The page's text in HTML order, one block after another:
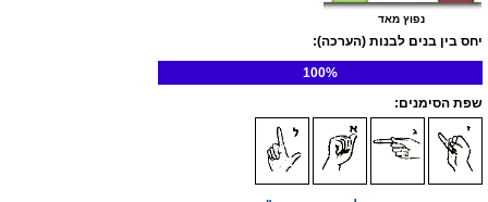
נפוץ מאד
יחס בין בנים לבנות (הערכה):
100%
שפת הסימנים: